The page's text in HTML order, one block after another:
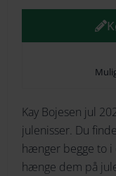
Skrifttype
Kay
Bojesen
Julemand
Kay Bojesen jul
julenisser. Du
hænger begge to i
hænge dem på